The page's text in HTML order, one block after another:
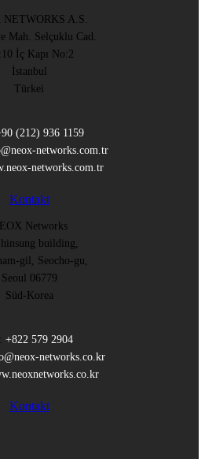
NETWORKS A.S.
Mah. Selçuklu Cad.
İç Kapı No:2
İstanbul
Türkei
(212) 936 1159
networks.com.tr
networks.com.tr
Kontakt
Networks
building,
gil, Seocho-gu,
Seoul 06779
Süd-Korea
+822 579 2904
networks.co.kr
Kontakt